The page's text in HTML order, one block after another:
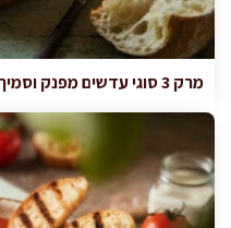
מרק 3 סוגי עדשים מפנק וסמיך שמרגיש כמו ארוחה